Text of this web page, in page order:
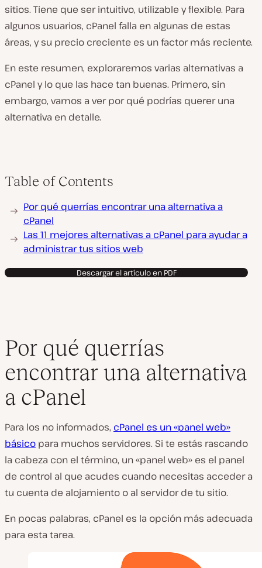
sitios. Tiene que ser intuitivo, utilizable y flexible. Para
algunos usuarios, cPanel falla en algunas de estas
áreas, y su precio creciente es un factor más reciente.
En este resumen, exploraremos varias alternativas a
cPanel y lo que las hace tan buenas. Primero, sin
embargo, vamos a ver por qué podrías querer una
alternativa en detalle.
Table of Contents
Por qué querrías encontrar una alternativa a
cPanel
Las 11 mejores alternativas a cPanel para ayudar a
administrar tus sitios web
Descargar el artículo en PDF
Por qué querrías
encontrar una alternativa
a cPanel
Para los no informados, cPanel es un «panel web»
básico para muchos servidores. Si te estás rascando
la cabeza con el término, un «panel web» es el panel
de control al que acudes cuando necesitas acceder a
tu cuenta de alojamiento o al servidor de tu sitio.
En pocas palabras, cPanel es la opción más adecuada
para esta tarea.